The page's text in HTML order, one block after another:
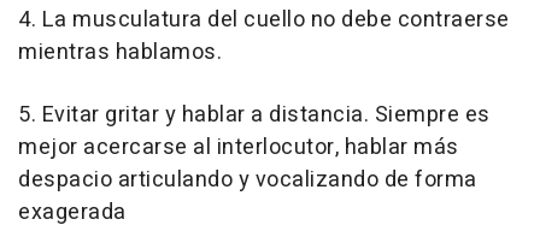
4. La musculatura del cuello no debe contraerse
mientras hablamos.
5. Evitar gritar y hablar a distancia. Siempre es
mejor acercarse al interlocutor, hablar más
despacio articulando y vocalizando de forma
exagerada